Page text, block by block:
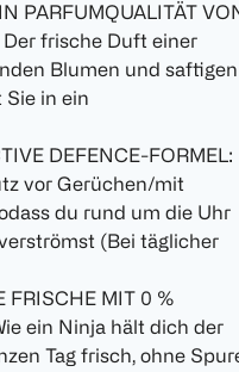
PARFUMQUALITÄT
Der frische Duft einer
Blumen und saftigen
in ein
DEFENCE-FORMEL:
vor Gerüchen/mit
du rund um die Uhr
(Bei täglicher
FRISCHE MIT 0 %
ein Ninja hält dich der
Tag frisch, ohne